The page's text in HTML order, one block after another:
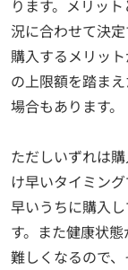
ります。メリッ
況に合わせて決
購入するメリッ
の上限額を踏ま
場合もあります。
ただしいずれは
け早いタイミン
早いうちに購入
す。また健康状
難しくなるので